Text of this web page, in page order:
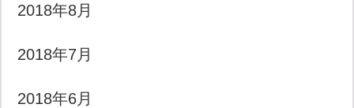
2018年8月
2018年7月
2018年6月